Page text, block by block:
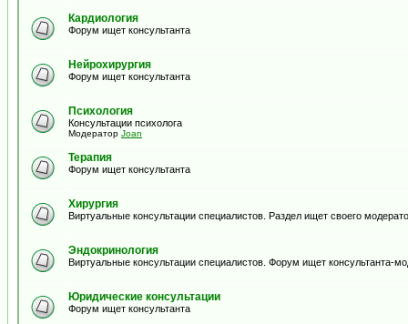
Кардиология
Форум ищет консультанта
Нейрохирургия
Форум ищет консультанта
Психология
Консультации психолога
Модератор Joan
Терапия
Форум ищет консультанта
Хирургия
Виртуальные консультации специалистов. Раздел ищет своего
Эндокринология
Виртуальные консультации специалистов. Форум ищет консультанта-
Юридические консультации
Форум ищет консультанта